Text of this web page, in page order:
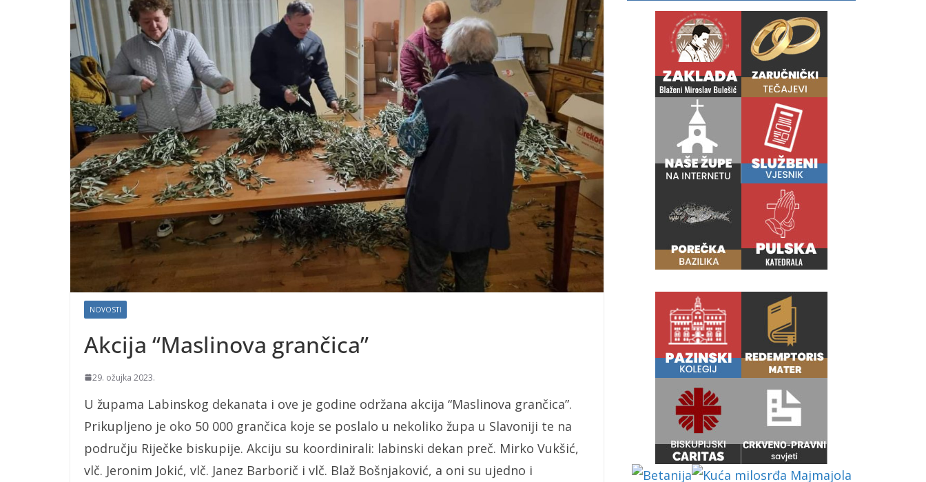
NOVOSTI
Akcija “Maslinova grančica”
29. ožujka 2023.
U župama Labinskog dekanata i ove je godine održana akcija “Maslinova grančica”.
Prikupljeno je oko 50 000 grančica koje se poslalo u nekoliko župa u Slavoniji te na
području Riječke biskupije. Akciju su koordinirali: labinski dekan preč. Mirko Vukšić,
vlč. Jeronim Jokić, vlč. Janez Barborič i vlč. Blaž Bošnjaković, a oni su ujedno i